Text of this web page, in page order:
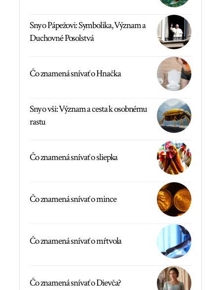
Sny o Pápežovi: Symbolika, Význam a
Duchovné Posolstvá
Čo znamená snívať o Hnačka
Sny o vši: Význam a cesta k osobnému
rastu
Čo znamená snívať o sliepka
Čo znamená snívať o mince
Čo znamená snívať o mŕtvola
Čo znamená snívať o Dievča?